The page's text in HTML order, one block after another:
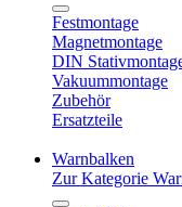
Festmontage
Magnetmontage
DIN
Vakuummontage
Zubehör
Ersatzteile
Warnbalken
Zur Kategorie